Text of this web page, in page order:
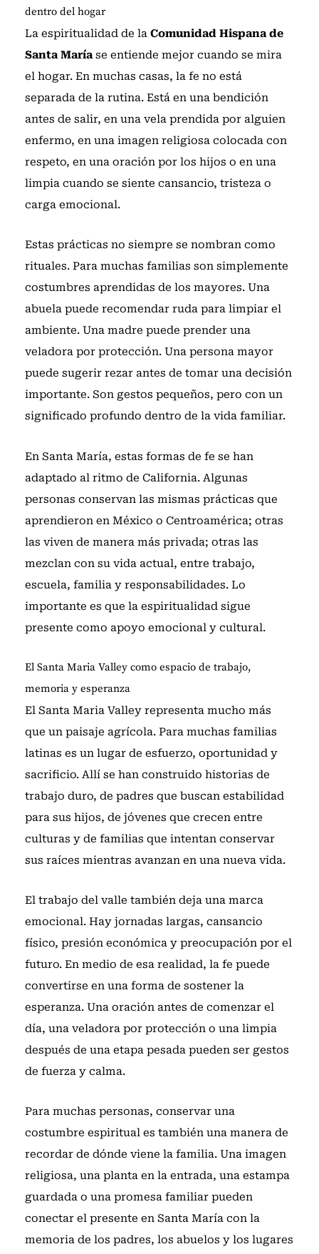
dentro del hogar
La espiritualidad de la Comunidad Hispana de
Santa Maríase entiende mejor cuando se mira
el hogar. En muchas casas, la fe no está
separada de la rutina. Está en una bendición
antes de salir, en una vela prendida por alguien
enfermo, en una imagen religiosa colocada con
respeto, en una oración por los hijos o en una
limpia cuando se siente cansancio, tristeza o
carga emocional.
Estas prácticas no siempre se nombran como
rituales. Para muchas familias son simplemente
costumbres aprendidas de los mayores. Una
abuela puede recomendar ruda para limpiar el
ambiente. Una madre puede prender una
veladora por protección. Una persona mayor
puede sugerir rezar antes de tomar una decisión
importante. Son gestos pequeños, pero con un
significado profundo dentro de la vida familiar.
En Santa María, estas formas de fe se han
adaptado al ritmo de California. Algunas
personas conservan las mismas prácticas que
aprendieron en México o Centroamérica; otras
las viven de manera más privada; otras las
mezclan con su vida actual, entre trabajo,
escuela, familia y responsabilidades. Lo
importante es que la espiritualidad sigue
presente como apoyo emocional y cultural.
El Santa Maria Valley como espacio de trabajo,
memoria y esperanza
El Santa Maria Valley representa mucho más
que un paisaje agrícola. Para muchas familias
latinas es un lugar de esfuerzo, oportunidad y
sacrificio. Allí se han construido historias de
trabajo duro, de padres que buscan estabilidad
para sus hijos, de jóvenes que crecen entre
culturas y de familias que intentan conservar
sus raíces mientras avanzan en una nueva vida.
El trabajo del valle también deja una marca
emocional. Hay jornadas largas, cansancio
físico, presión económica y preocupación por el
futuro. En medio de esa realidad, la fe puede
convertirse en una forma de sostener la
esperanza. Una oración antes de comenzar el
día, una veladora por protección o una limpia
después de una etapa pesada pueden ser gestos
de fuerza y calma.
Para muchas personas, conservar una
costumbre espiritual es también una manera de
recordar de dónde viene la familia. Una imagen
religiosa, una planta en la entrada, una estampa
guardada o una promesa familiar pueden
conectar el presente en Santa María con la
memoria de los padres, los abuelos y los lugares